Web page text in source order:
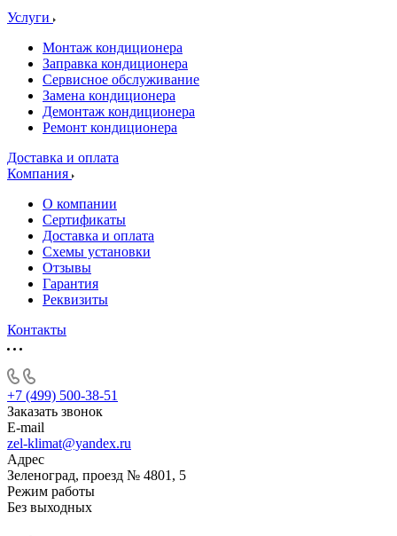
Услуги
Монтаж кондиционера
Заправка кондиционера
Сервисное обслуживание
Замена кондиционера
Демонтаж кондиционера
Ремонт кондиционера
Доставка и оплата
Компания
О компании
Сертификаты
Доставка и оплата
Схемы установки
Отзывы
Гарантия
Реквизиты
Контакты
+7 (499) 500-38-51
Заказать звонок
E-mail
zel-klimat@yandex.ru
Адрес
Зеленоград, проезд № 4801, 5
Режим работы
Без выходных